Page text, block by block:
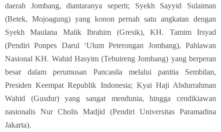
daerah Jombang, diantaranya seperti; Syekh Sayyid Sulaiman
(Betek, Mojoagung) yang konon pernah satu angkatan dengan
Syekh Maulana Malik Ibrahim (Gresik), KH. Tamim Irsyad
(Pendiri Ponpes Darul ‘Ulum Peterongan Jombang), Pahlawan
Nasional KH. Wahid Hasyim (Tebuireng Jombang) yang berperan
besar dalam perumusan Pancasila melalui panitia Sembilan,
Presiden Keempat Republik Indonesia; Kyai Haji Abdurrahman
Wahid (Gusdur) yang sangat mendunia, hingga cendikiawan
nasionalis Nur Cholis Madjid (Pendiri Universitas Paramadina
Jakarta).